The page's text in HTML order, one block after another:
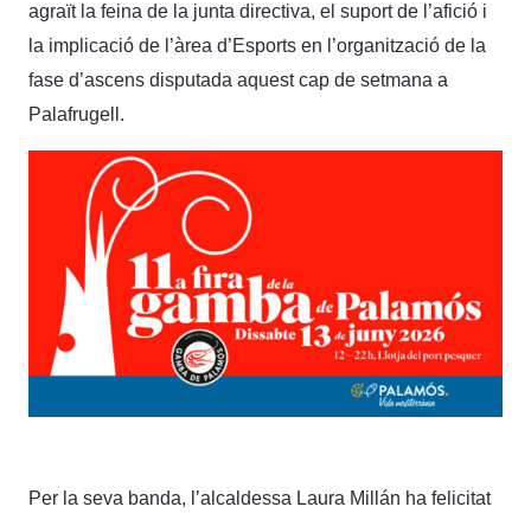
agraït la feina de la junta directiva, el suport de l’afició i
la implicació de l’àrea d’Esports en l’organització de la
fase d’ascens disputada aquest cap de setmana a
Palafrugell.
Per la seva banda, l’alcaldessa Laura Millán ha felicitat